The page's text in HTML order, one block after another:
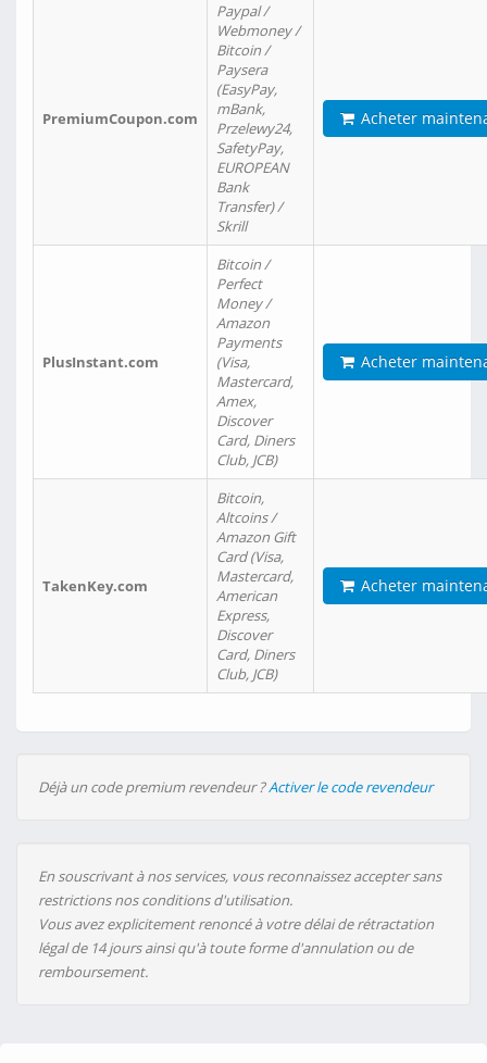
PremiumCoupon.com
Paypal /
Webmoney /
Bitcoin /
Paysera
(EasyPay,
mBank,
Przelewy24,
SafetyPay,
EUROPEAN
Bank
Transfer) /
Skrill
Acheter
PlusInstant.com
Bitcoin /
Perfect
Money /
Amazon
Payments
(Visa,
Mastercard,
Amex,
Discover
Card, Diners
Club, JCB)
Acheter
TakenKey.com
Bitcoin,
Altcoins /
Amazon Gift
Card (Visa,
Mastercard,
American
Express,
Discover
Card, Diners
Club, JCB)
Acheter
Déjà un code premium revendeur ?Activer le code revendeur
En souscrivant à nos services, vous reconnaissez accepter sans
restrictions nos conditions d'utilisation.
Vous avez explicitement renoncé à votre délai de rétractation
légal de 14 jours ainsi qu'à toute forme d'annulation ou de
remboursement.